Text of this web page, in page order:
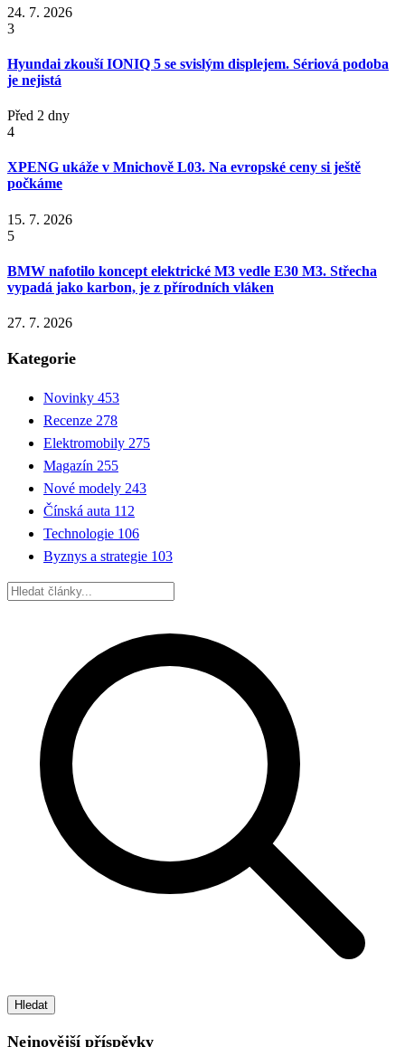
24. 7. 2026
3
Hyundai zkouší IONIQ 5 se svislým displejem. Sériová podoba
je nejistá
Před 2 dny
4
XPENG ukáže v Mnichově L03. Na evropské ceny si ještě
počkáme
15. 7. 2026
5
BMW nafotilo koncept elektrické M3 vedle E30 M3. Střecha
vypadá jako karbon, je z přírodních vláken
27. 7. 2026
Kategorie
Novinky 453
Recenze 278
Elektromobily 275
Magazín 255
Nové modely 243
Čínská auta 112
Technologie 106
Byznys a strategie 103
Hledat:
Hledat
Nejnovější příspěvky